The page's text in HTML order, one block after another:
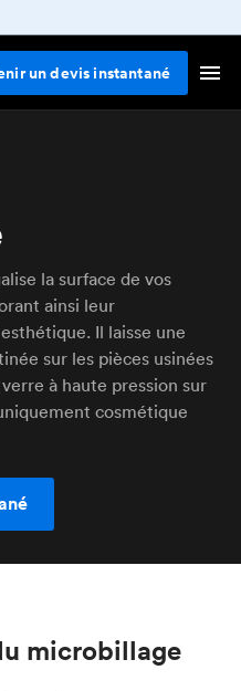
un devis instantané
la surface de vos
ainsi leur
Il laisse une
sur les pièces usinées
à haute pression sur
cosmétique
microbillage